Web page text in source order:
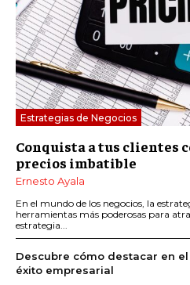
Estrategias de Negocios
Conquista a tus clientes
precios imbatible
Ernesto Ayala
En el mundo de los negocios, la
herramientas más poderosas para
estrategia...
Descubre cómo destacar en
éxito empresarial